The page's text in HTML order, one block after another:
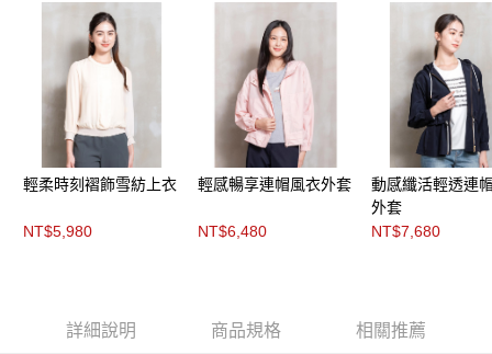
客戶支援中心」https://netprotections.freshdesk.com/support/home
【注意事項】
１．透過由恩沛科技股份有限公司提供之「AFTEE先享後付」服務完成之交
易，需依本服務之必要範圍內提供個人資料，並將交易相關給付款項請求債
權轉讓予恩沛科技股份有限公司。
２．關於個人資料處理事宜，請瀏覽以下網址：
https://aftee.tw/terms/#terms3
３．未成年的使用者請事先徵得法定代理人或監護人之同意方可使用
「AFTEE先享後付」，若未經同意申辦者引起之損失，本公司不負相關責
時審查核予不同之上限額度；若仍有額度不足之情形，本公司將視審查結果
黑貓宅配
每筆NT$90，滿NT$3,600(含以上)免運費
離島宅配 (蘭嶼恕不配送)
每筆NT$200，滿NT$8,000(含以上)免運費
付款後門市自取
輕柔時刻褶飾雪紡上衣
NT$5,980
輕感暢享連帽風衣外套
NT$6,480
動感纖活輕透連
外套
NT$7,680
詳細說明 商品規格 相關推薦